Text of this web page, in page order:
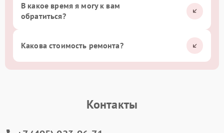
В какое время я могу к вам
обратиться?
Какова стоимость ремонта?
Контакты